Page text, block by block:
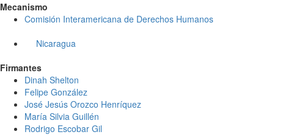
Mecanismo
Comisión Interamericana de Derechos Humanos
Nicaragua
Firmantes
Dinah Shelton
Felipe González
José Jesús Orozco Henríquez
María Silvia Guillén
Rodrigo Escobar Gil